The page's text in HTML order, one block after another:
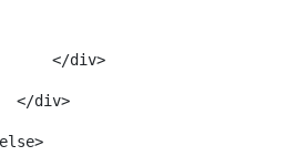
</div>
</div>